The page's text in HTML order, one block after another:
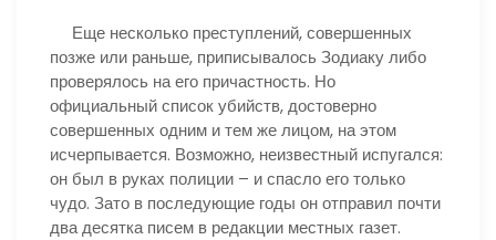
Еще несколько преступлений, совершенных
позже или раньше, приписывалось Зодиаку либо
проверялось на его причастность. Но
официальный список убийств, достоверно
совершенных одним и тем же лицом, на этом
исчерпывается. Возможно, неизвестный испугался:
он был в руках полиции – и спасло его только
чудо. Зато в последующие годы он отправил почти
два десятка писем в редакции местных газет.